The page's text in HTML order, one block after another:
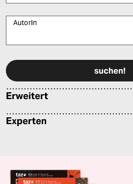
AutorIn
Erweitert
Experten